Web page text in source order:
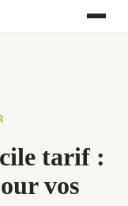
tarif :
vos